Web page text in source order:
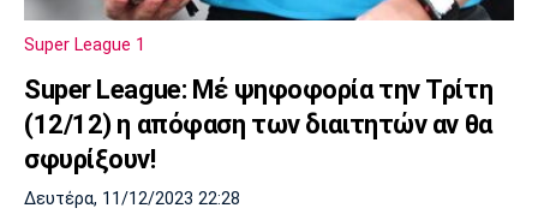
Super League 1
Super League: Μέ ψηφοφορία την Τρίτη
(12/12) η απόφαση των διαιτητών αν θα
σφυρίξουν!
Δευτέρα, 11/12/2023 22:28